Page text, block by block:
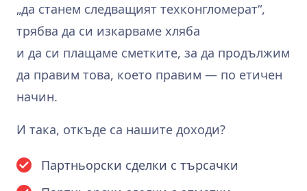
„да станем следващият техконгломерат“,
трябва да си изкарваме хляба
и да си плащаме сметките, за да продължим
да правим това, което правим — по етичен
начин.
И така, откъде са нашите доходи?
Партньорски сделки с търсачки